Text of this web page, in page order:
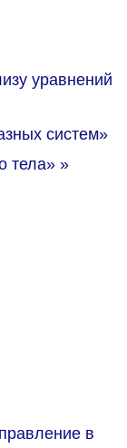
уравнений
систем»
тела» »
в